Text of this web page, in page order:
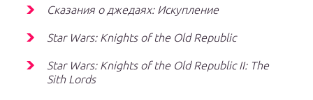
Сказания о джедаях: Искупление
Star Wars: Knights of the Old Republic
Star Wars: Knights of the Old Republic II: The
Sith Lords